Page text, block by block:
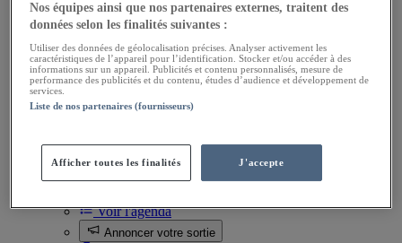
Ventes Docs, automobilia
Achats Docs, automobilia
Ventes Miniatures
Achats Miniatures
Ventes Divers
Toutes les annonces
Mes favoris
Voir l'agenda
Annoncer votre sortie
Nos équipes ainsi que nos partenaires externes, traitent des
données selon les finalités suivantes :
Utiliser des données de géolocalisation précises. Analyser activement les
caractéristiques de l’appareil pour l’identification. Stocker et/ou accéder à des
informations sur un appareil. Publicités et contenu personnalisés, mesure de
performance des publicités et du contenu, études d’audience et développement de
services.
Liste de nos partenaires (fournisseurs)
Afficher toutes les finalités J'accepte